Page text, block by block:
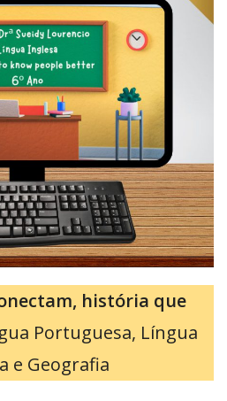
história que
Portuguesa, Língua
e Geografia